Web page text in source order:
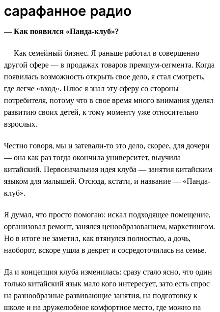
сарафанное радио
— Как появился «Панда-клуб»?
— Как семейный бизнес. Я раньше работал в совершенно
другой сфере — в продажах товаров премиум-сегмента. Когда
появилась возможность открыть свое дело, я стал смотреть,
где легче «вход». Плюс я знал эту сферу со стороны
потребителя, потому что в свое время много внимания уделял
развитию своих детей, к тому моменту уже относительно
взрослых.
Честно говоря, мы и затевали-то это дело, скорее, для дочери
— она как раз тогда окончила университет, выучила
китайский. Первоначальная идея клуба — занятия китайским
языком для малышей. Отсюда, кстати, и название — «Панда-
клуб».
Я думал, что просто помогаю: искал подходящее помещение,
организовал ремонт, занялся ценообразованием, маркетингом.
Но в итоге не заметил, как втянулся полностью, а дочь,
наоборот, вскоре ушла в декрет и сосредоточилась на семье.
Да и концепция клуба изменилась: сразу стало ясно, что один
только китайский язык мало кого интересует, зато есть спрос
на разнообразные развивающие занятия, на подготовку к
школе и на дружелюбное комфортное место, где можно на